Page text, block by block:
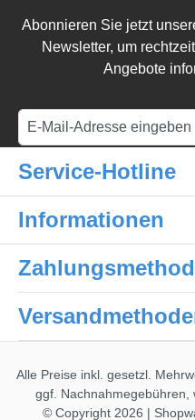
Abonnieren Sie jetzt
Newsletter, um
Angebote
Service-Hotline
Informationen
Alle Preise inkl. gesetzl.
ggf. Nachnahmegebühren,
© Copyright 2026 |